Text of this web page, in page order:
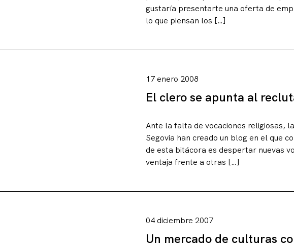
Sobre este blog
Contacto
gustaría presentarte una oferta de
lo que piensan los […]
17 enero 2008
El clero se apunta al
Ante la falta de vocaciones religiosas,
Segovia han creado un blog en el que
de esta bitácora es despertar nuevas
ventaja frente a otras […]
04 diciembre 2007
Un mercado de culturas